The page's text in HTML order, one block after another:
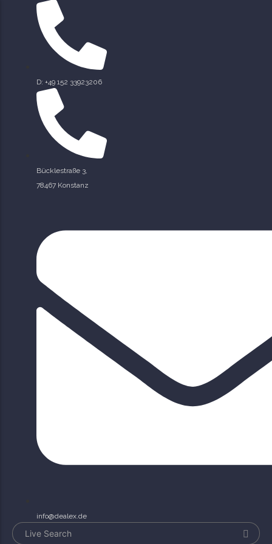
D: +49 152 33923206
Bücklestraße 3,
78467 Konstanz
info@dealex.de
Datenschutzerklärung